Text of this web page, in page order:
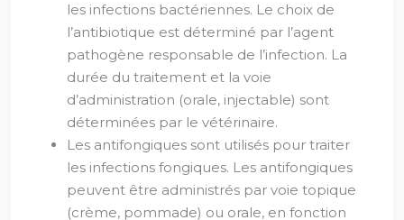
les infections bactériennes. Le choix de
l’antibiotique est déterminé par l’agent
pathogène responsable de l’infection. La
durée du traitement et la voie
d’administration (orale, injectable) sont
déterminées par le vétérinaire.
Les antifongiques sont utilisés pour traiter
les infections fongiques. Les antifongiques
peuvent être administrés par voie topique
(crème, pommade) ou orale, en fonction